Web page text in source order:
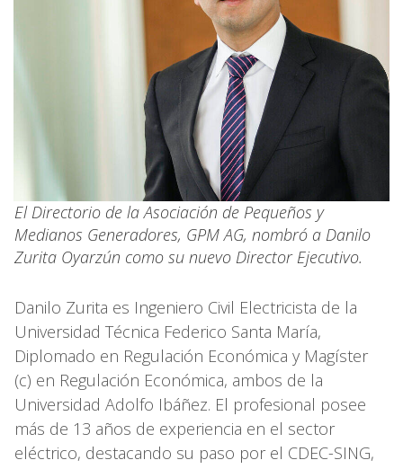
El Directorio de la Asociación de Pequeños y
Medianos Generadores, GPM AG, nombró a Danilo
Zurita Oyarzún como su nuevo Director Ejecutivo.
Danilo Zurita es Ingeniero Civil Electricista de la
Universidad Técnica Federico Santa María,
Diplomado en Regulación Económica y Magíster
(c) en Regulación Económica, ambos de la
Universidad Adolfo Ibáñez. El profesional posee
más de 13 años de experiencia en el sector
eléctrico, destacando su paso por el CDEC-SING,